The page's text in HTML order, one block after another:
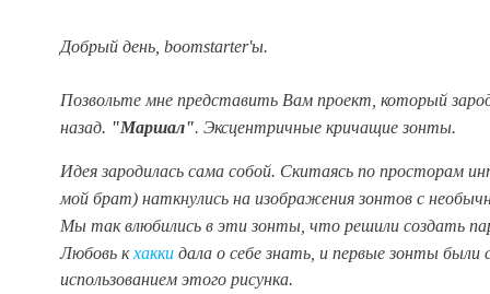
Добрый день, boomstarter'ы.
Позвольте мне представить Вам проект, который
назад. "Маршал". Эксцентричные кричащие зонты.
Идея зародилась сама собой. Скитаясь по просторам
мой брат) наткнулись на изображения зонтов с
Мы так влюбились в эти зонты, что решили создать
Любовь к хакки дала о себе знать, и первые зонты были
использованием этого рисунка.